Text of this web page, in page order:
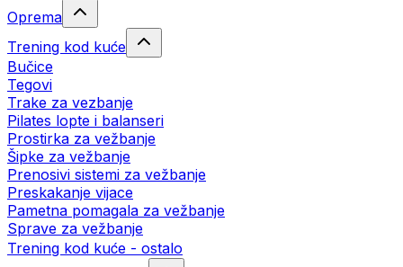
Oprema
Trening kod kuće
Bučice
Tegovi
Trake za vezbanje
Pilates lopte i balanseri
Prostirka za vežbanje
Šipke za vežbanje
Prenosivi sistemi za vežbanje
Preskakanje vijace
Pametna pomagala za vežbanje
Sprave za vežbanje
Trening kod kuće - ostalo